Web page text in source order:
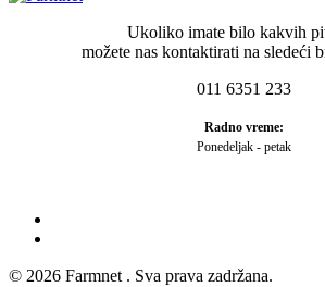
Ukoliko imate bilo kakvih
možete nas kontaktirati na sledeći
011 6351 233
Radno vreme:
Ponedeljak - petak
© 2026 Farmnet . Sva prava zadržana.